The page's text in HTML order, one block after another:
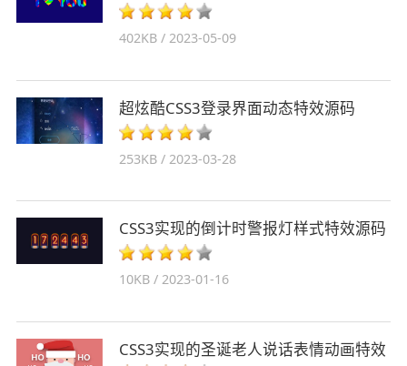
402KB / 2023-05-09
超炫酷CSS3登录界面动态特效源码
253KB / 2023-03-28
CSS3实现的倒计时警报灯样式特效源码
10KB / 2023-01-16
CSS3实现的圣诞老人说话表情动画特效